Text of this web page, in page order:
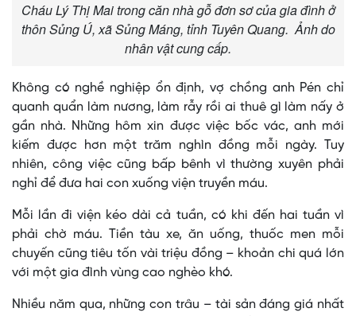
Cháu Lý Thị Mai trong căn nhà gỗ đơn sơ của gia đình ở
thôn Sủng Ú, xã Sủng Máng, tỉnh Tuyên Quang. Ảnh do
nhân vật cung cấp.
Không có nghề nghiệp ổn định, vợ chồng anh Pén chỉ
quanh quẩn làm nương, làm rẫy rồi ai thuê gì làm nấy ở
gần nhà. Những hôm xin được việc bốc vác, anh mới
kiếm được hơn một trăm nghìn đồng mỗi ngày. Tuy
nhiên, công việc cũng bấp bênh vì thường xuyên phải
nghỉ để đưa hai con xuống viện truyền máu.
Mỗi lần đi viện kéo dài cả tuần, có khi đến hai tuần vì
phải chờ máu. Tiền tàu xe, ăn uống, thuốc men mỗi
chuyến cũng tiêu tốn vài triệu đồng – khoản chi quá lớn
với một gia đình vùng cao nghèo khó.
Nhiều năm qua, những con trâu – tài sản đáng giá nhất